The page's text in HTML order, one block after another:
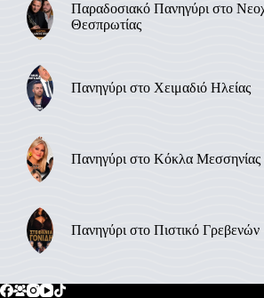
Παραδοσιακό Πανηγύρι στο
Θεσπρωτίας
Πανηγύρι στο Χειμαδιό Ηλείας
Πανηγύρι στο Κόκλα Μεσσηνίας
Πανηγύρι στο Πιστικό Γρεβενών